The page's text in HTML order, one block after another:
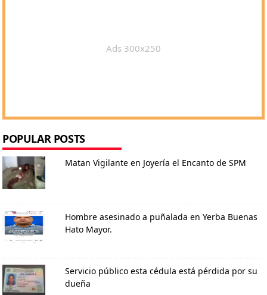
Ads 300x250
POPULAR POSTS
Matan Vigilante en Joyería el Encanto de SPM
Hombre asesinado a puñalada en Yerba Buenas
Hato Mayor.
Servicio público esta cédula está pérdida por su
dueña